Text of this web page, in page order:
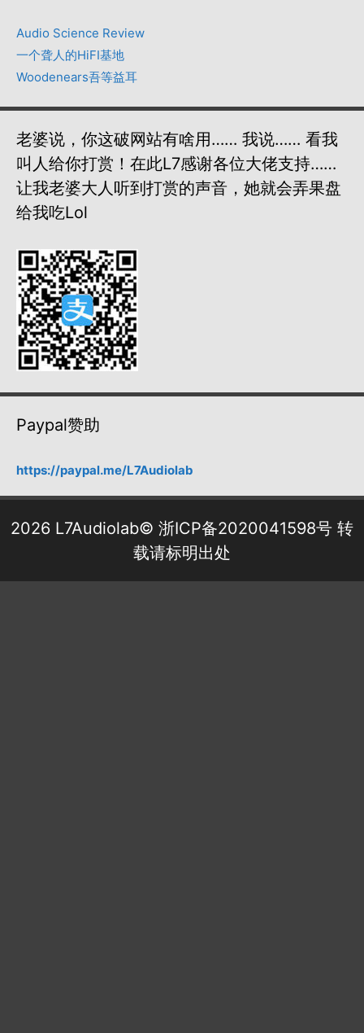
Audio Science Review
一个聋人的HiFI基地
Woodenears吾等益耳
老婆说，你这破网站有啥用…… 我说…… 看我
叫人给你打赏！在此L7感谢各位大佬支持……
让我老婆大人听到打赏的声音，她就会弄果盘
给我吃lol
Paypal赞助
https://paypal.me/L7Audiolab
2026 L7Audiolab© 浙ICP备2020041598号 转
载请标明出处